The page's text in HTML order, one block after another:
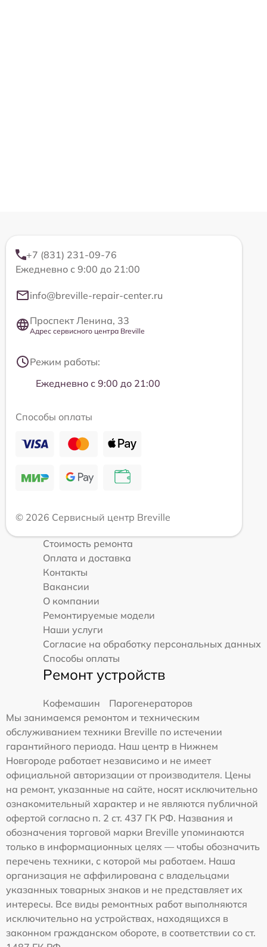
+7 (831) 231-09-76
Ежедневно с 9:00 до 21:00
info@breville-repair-center.ru
Проспект Ленина, 33
Адрес сервисного центра Breville
Режим работы:
Ежедневно с 9:00 до 21:00
Способы оплаты
© 2026 Сервисный центр Breville
Стоимость ремонта
Оплата и доставка
Контакты
Вакансии
О компании
Ремонтируемые модели
Наши услуги
Согласие на обработку персональных данных
Способы оплаты
Ремонт устройств
Кофемашин
Парогенераторов
Мы занимаемся ремонтом и техническим
обслуживанием техники Breville по истечении
гарантийного периода. Наш центр в Нижнем
Новгороде работает независимо и не имеет
официальной авторизации от производителя. Цены
на ремонт, указанные на сайте, носят исключительно
ознакомительный характер и не являются публичной
офертой согласно п. 2 ст. 437 ГК РФ. Названия и
обозначения торговой марки Breville упоминаются
только в информационных целях — чтобы обозначить
перечень техники, с которой мы работаем. Наша
организация не аффилирована с владельцами
указанных товарных знаков и не представляет их
интересы. Все виды ремонтных работ выполняются
исключительно на устройствах, находящихся в
законном гражданском обороте, в соответствии со ст.